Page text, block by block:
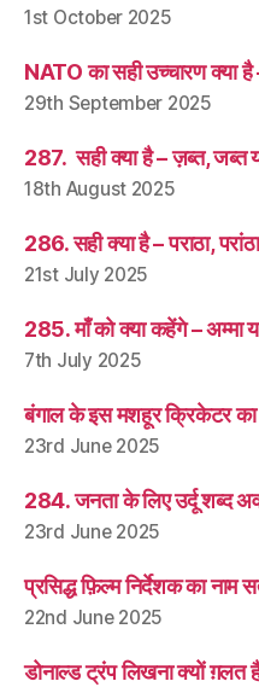
1st October 2025
NATO का सही उच्चारण क्या है
29th September 2025
287. सही क्या है – ज़ब्त, जब्त
18th August 2025
286. सही क्या है – पराठा,
21st July 2025
285. माँ को क्या कहेंगे – अम्मा
7th July 2025
बंगाल के इस मशहूर क्रिकेटर का
23rd June 2025
284. जनता के लिए उर्दू शब्द
23rd June 2025
प्रसिद्ध फ़िल्म निर्देशक का नाम
22nd June 2025
डोनाल्ड ट्रंप लिखना क्यों ग़लत